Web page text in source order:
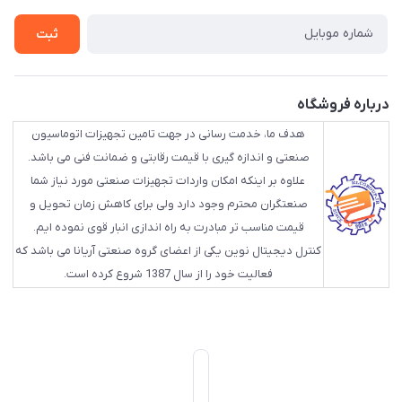
ثبت
درباره فروشگاه
هدف ما، خدمت رسانی در جهت تامین تجهیزات اتوماسیون
صنعتی و اندازه گیری با قیمت رقابتی و ضمانت فنی می باشد.
علاوه بر اینکه امکان واردات تجهیزات صنعتی مورد نیاز شما
صنعتگران محترم وجود دارد ولی برای کاهش زمان تحویل و
قیمت مناسب تر مبادرت به راه اندازی انبار قوی نموده ایم.
کنترل دیجیتال نوین یکی از اعضای گروه صنعتی آریانا می باشد که
فعالیت خود را از سال 1387 شروع کرده است.